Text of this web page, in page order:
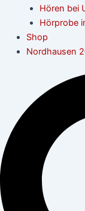
Hören bei
Hörprobe
Shop
Nordhausen